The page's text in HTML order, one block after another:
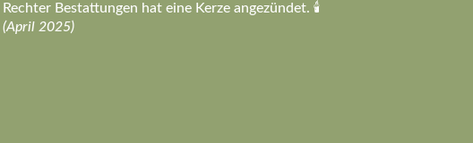
Rechter Bestattungen hat eine Kerze angezündet. 🕯️
(April 2025)